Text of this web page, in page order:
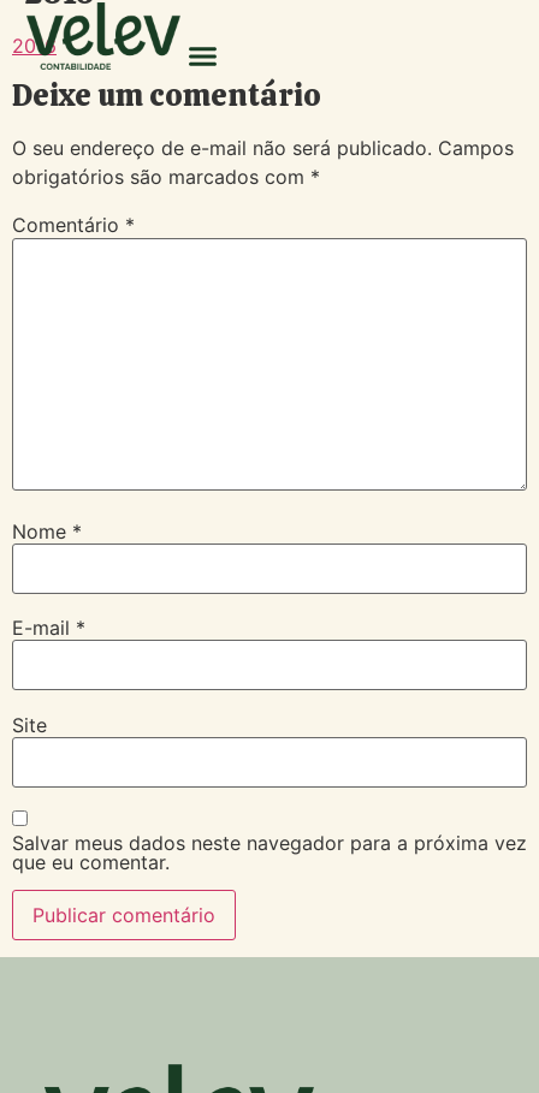
2016
Deixe um comentário
O seu endereço de e-mail não será publicado. Campos
obrigatórios são marcados com *
Comentário *
Nome *
E-mail *
Site
Salvar meus dados neste navegador para a próxima vez
que eu comentar.